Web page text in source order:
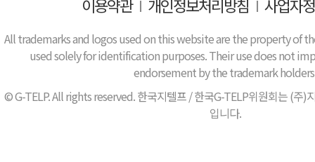
이용약관I 개인정보처리방침 I 사업자
All trademarks and logos used on this website are the property of
used solely for identification purposes. Their use does not
endorsement by the trademark
© G-TELP. All rights reserved. 한국지텔프 / 한국G-TELP위원회는 (주)
입니다.